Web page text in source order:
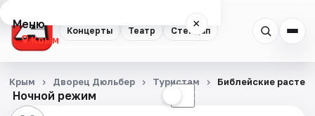
Концерты Театр Стендап
Меню ×
Крым
Концерты
Театр
Ночной режим ☾
Крым Дворец Дюльбер Туристам Библейские